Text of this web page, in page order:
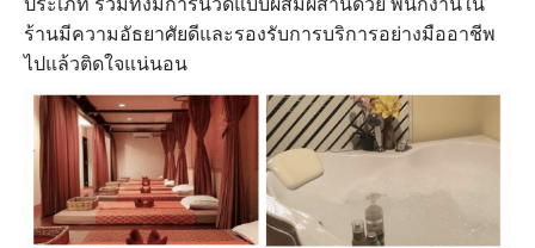
ร้านมีความอัธยาศัยดีและรองรับการบริการอย่างมืออาชีพ
ไปแล้วติดใจแน่นอน